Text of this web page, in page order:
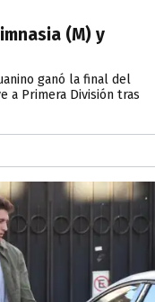
(M) y
ganó la final del
a Primera División tras